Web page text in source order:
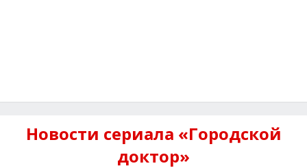
Новости сериала «Городской
доктор»